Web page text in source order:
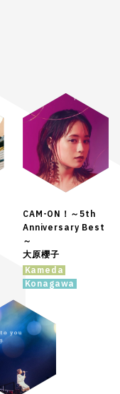
CAM-ON！～5th
Anniversary Best
～
大原櫻子
Kameda
Konagawa